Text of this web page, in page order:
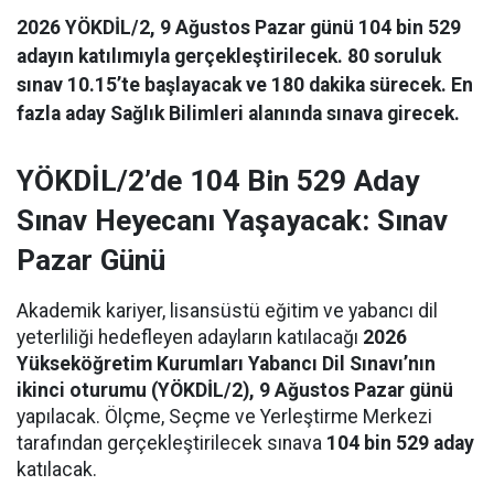
2026 YÖKDİL/2, 9 Ağustos Pazar günü 104 bin 529
adayın katılımıyla gerçekleştirilecek. 80 soruluk
sınav 10.15’te başlayacak ve 180 dakika sürecek. En
fazla aday Sağlık Bilimleri alanında sınava girecek.
YÖKDİL/2’de 104 Bin 529 Aday
Sınav Heyecanı Yaşayacak: Sınav
Pazar Günü
Akademik kariyer, lisansüstü eğitim ve yabancı dil
yeterliliği hedefleyen adayların katılacağı 2026
Yükseköğretim Kurumları Yabancı Dil Sınavı’nın
ikinci oturumu (YÖKDİL/2), 9 Ağustos Pazar günü
yapılacak. Ölçme, Seçme ve Yerleştirme Merkezi
tarafından gerçekleştirilecek sınava 104 bin 529 aday
katılacak.